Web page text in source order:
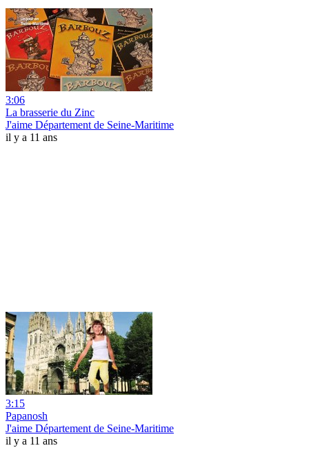
3:06
La brasserie du Zinc
J'aime Département de Seine-Maritime
il y a 11 ans
3:15
Papanosh
J'aime Département de Seine-Maritime
il y a 11 ans